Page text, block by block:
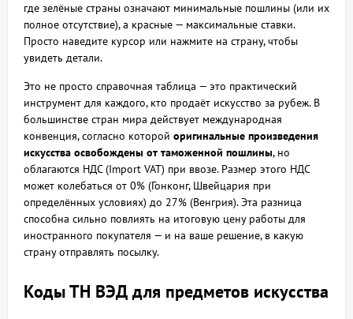
где зелёные страны означают минимальные пошлины (или их
полное отсутствие), а красные — максимальные ставки.
Просто наведите курсор или нажмите на страну, чтобы
увидеть детали.
Это не просто справочная таблица — это практический
инструмент для каждого, кто продаёт искусство за рубеж. В
большинстве стран мира действует международная
конвенция, согласно которой оригинальные произведения
искусства освобождены от таможенной пошлины, но
облагаются НДС (Import VAT) при ввозе. Размер этого НДС
может колебаться от 0% (Гонконг, Швейцария при
определённых условиях) до 27% (Венгрия). Эта разница
способна сильно повлиять на итоговую цену работы для
иностранного покупателя — и на ваше решение, в какую
страну отправлять посылку.
Коды ТН ВЭД для предметов искусства